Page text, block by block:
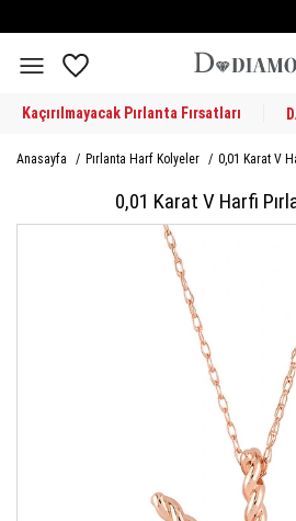
Kaçırılmayacak Pırlanta Fırsatları
Anasayfa / Pırlanta Harf Kolyeler / 0,01 Karat V
0,01 Karat V Harfi